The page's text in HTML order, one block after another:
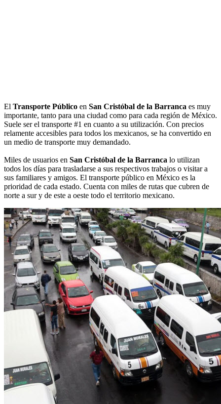
El Transporte Público en San Cristóbal de la Barranca es muy
importante, tanto para una ciudad como para cada región de México.
Suele ser el transporte #1 en cuanto a su utilización. Con precios
relamente accesibles para todos los mexicanos, se ha convertido en
un medio de transporte muy demandado.
Miles de usuarios en San Cristóbal de la Barranca lo utilizan
todos los días para trasladarse a sus respectivos trabajos o visitar a
sus familiares y amigos. El transporte público en México es la
prioridad de cada estado. Cuenta con miles de rutas que cubren de
norte a sur y de este a oeste todo el territorio mexicano.